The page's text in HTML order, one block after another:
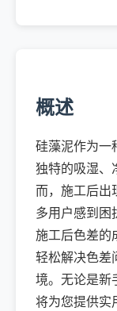
概述
硅藻泥作为一
独特的吸湿、
而，施工后出
多用户感到困
施工后色差的
轻松解决色差
境。无论是新
将为您提供实